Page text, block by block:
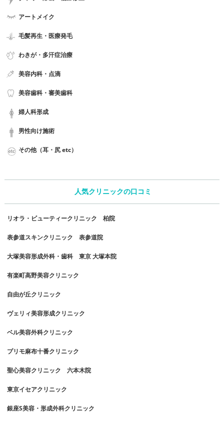
アートメイク
毛髪再生・医療発毛
わきが・多汗症治療
美容内科・点滴
美容歯科・審美歯科
婦人科形成
男性向け施術
その他（耳・尻 etc）
人気クリニックの口コミ
リオラ・ビューティークリニック 柏院
表参道スキンクリニック 表参道院
大塚美容形成外科・歯科 東京 大塚本院
有楽町高野美容クリニック
自由が丘クリニック
ヴェリィ美容形成クリニック
ベル美容外科クリニック
プリモ麻布十番クリニック
聖心美容クリニック 六本木院
東京イセアクリニック
銀座S美容・形成外科クリニック